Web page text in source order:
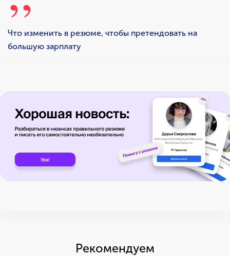
Что изменить в резюме, чтобы претендовать на
большую зарплату
Рекомендуем